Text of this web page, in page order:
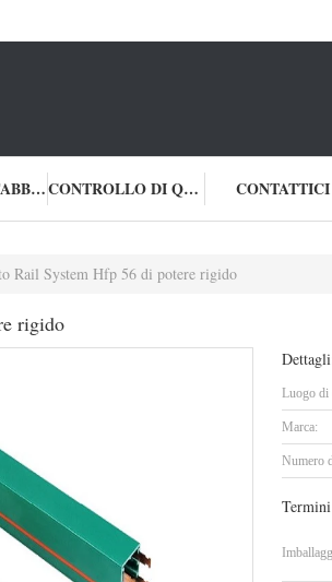
GIRO DELLA FABBRICA CONTROLLO DI QUALITÀ CONTATTICI
Rail System Hfp 56 di potere rigido
rigido
Luogo di
Marca:
Numero